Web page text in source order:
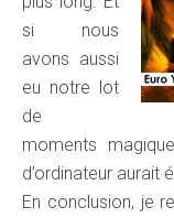
si nous
avons aussi
eu notre lot
de
moments
d’ordinateur aurait
En conclusion, je